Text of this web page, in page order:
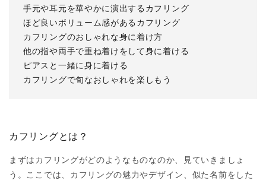
手元や耳元を華やかに演出するカフリング
ほど良いボリューム感があるカフリング
カフリングのおしゃれな身に着け方
他の指や両手で重ね着けをして身に着ける
ピアスと一緒に身に着ける
カフリングで旬なおしゃれを楽しもう
カフリングとは？
まずはカフリングがどのようなものなのか、見ていきましょ
う。ここでは、カフリングの魅力やデザイン、似た名前をした